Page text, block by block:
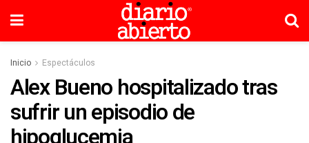
Inicio Espectáculos
Alex Bueno hospitalizado tras
sufrir un episodio de